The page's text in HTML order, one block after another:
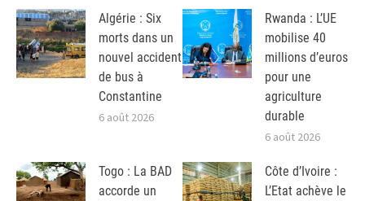
Algérie : Six
morts dans un
nouvel accident
de bus à
Constantine
6 août 2026
Rwanda : L’UE
mobilise 40
millions d’euros
pour une
agriculture
durable
6 août 2026
Togo : La BAD
accorde un
Côte d’Ivoire :
L’Etat achève le